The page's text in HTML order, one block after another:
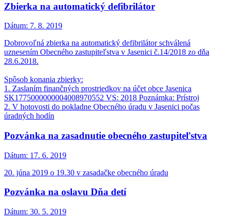
Zbierka na automatický defibrilátor
Dátum: 7. 8. 2019
Dobrovoľná zbierka na automatický defibrilátor schválená
uznesením Obecného zastupiteľstva v Jasenici č.14/2018 zo dňa
28.6.2018.
Spôsob konania zbierky:
1. Zaslaním finančných prostriedkov na účet obce Jasenica
SK1775000000004008970552 VS: 2018 Poznámka: Prístroj
2. V hotovosti do pokladne Obecného úradu v Jasenici počas
úradných hodín
Pozvánka na zasadnutie obecného zastupiteľstva
Dátum: 17. 6. 2019
20. júna 2019 o 19.30 v zasadačke obecného úradu
Pozvánka na oslavu Dňa detí
Dátum: 30. 5. 2019